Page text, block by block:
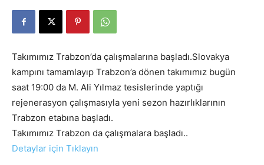
Takımımız Trabzon’da çalışmalarına başladı.Slovakya
kampını tamamlayıp Trabzon’a dönen takımımız bugün
saat 19:00 da M. Ali Yılmaz tesislerinde yaptığı
rejenerasyon çalışmasıyla yeni sezon hazırlıklarının
Trabzon etabına başladı.
Takımımız Trabzon da çalışmalara başladı..
Detaylar için Tıklayın